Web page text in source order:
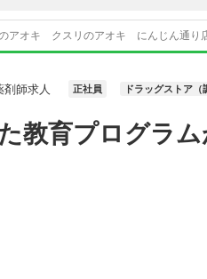
アオキ クスリのアオキ にんじん通り
師求人 正社員 ドラッグストア（
教育プログラ